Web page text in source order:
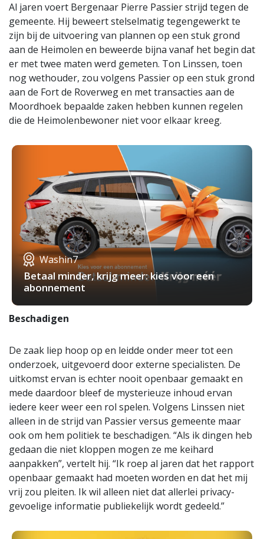
Al jaren voert Bergenaar Pierre Passier strijd tegen de
gemeente. Hij beweert stelselmatig tegengewerkt te
zijn bij de uitvoering van plannen op een stuk grond
aan de Heimolen en beweerde bijna vanaf het begin dat
er met twee maten werd gemeten. Ton Linssen, toen
nog wethouder, zou volgens Passier op een stuk grond
aan de Fort de Roverweg en met transacties aan de
Moordhoek bepaalde zaken hebben kunnen regelen
die de Heimolenbewoner niet voor elkaar kreeg.
Washin7
Betaal minder, krijg meer: kies voor een
abonnement
Beschadigen
De zaak liep hoop op en leidde onder meer tot een
onderzoek, uitgevoerd door externe specialisten. De
uitkomst ervan is echter nooit openbaar gemaakt en
mede daardoor bleef de mysterieuze inhoud ervan
iedere keer weer een rol spelen. Volgens Linssen niet
alleen in de strijd van Passier versus gemeente maar
ook om hem politiek te beschadigen. “Als ik dingen heb
gedaan die niet kloppen mogen ze me keihard
aanpakken”, vertelt hij. “Ik roep al jaren dat het rapport
openbaar gemaakt had moeten worden en dat het mij
vrij zou pleiten. Ik wil alleen niet dat allerlei privacy-
gevoelige informatie publiekelijk wordt gedeeld.”